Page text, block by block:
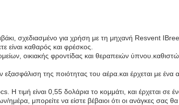
σχεδιασμένο για χρήση με τη μηχανή Resvent
είναι καθαρός και φρέσκος.
οικιακής φροντίδας και θεραπειών
εξασφάλιση της ποιότητας του αέρα.και έρχεται με
Η τιμή είναι 0,55 δολάρια το κομμάτι, και έρχεται σε
μπορείτε να είστε βέβαιοι ότι οι ανάγκες σας θα